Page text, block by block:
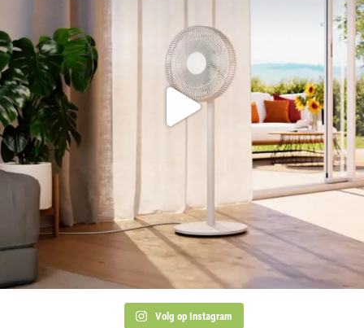
Volg op Instagram